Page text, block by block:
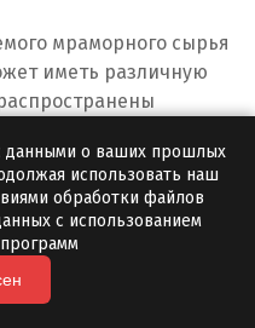
мраморного сырья
иметь различную
материал
данными о ваших прошлых
использовать наш
обработки файлов
с использованием